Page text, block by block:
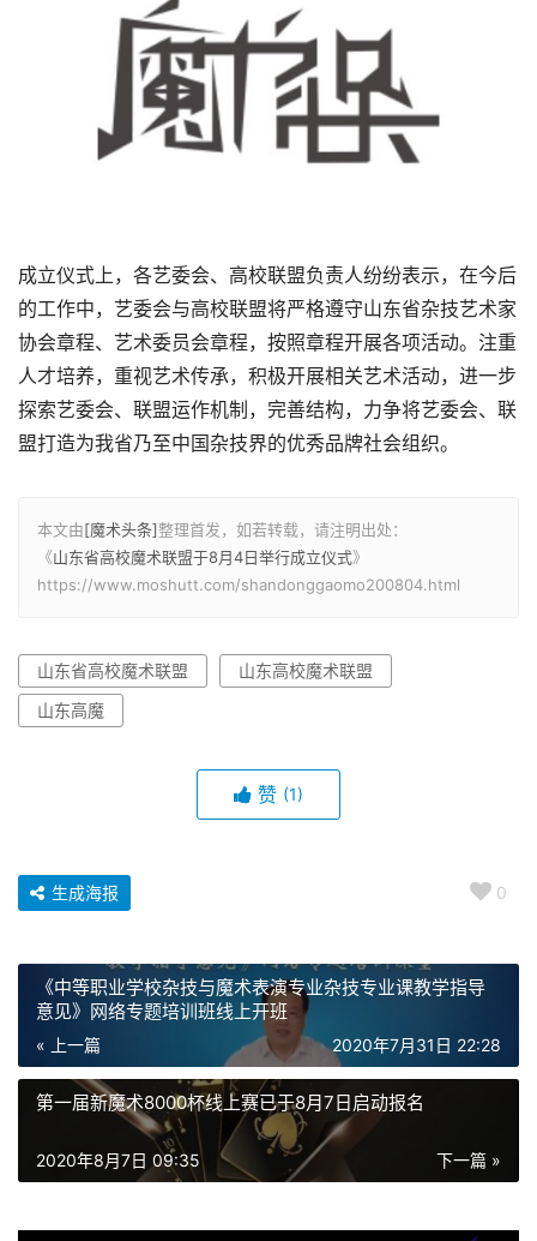
成立仪式上，各艺委会、高校联盟负责人纷纷表示，在今后
的工作中，艺委会与高校联盟将严格遵守山东省杂技艺术家
协会章程、艺术委员会章程，按照章程开展各项活动。注重
人才培养，重视艺术传承，积极开展相关艺术活动，进一步
探索艺委会、联盟运作机制，完善结构，力争将艺委会、联
盟打造为我省乃至中国杂技界的优秀品牌社会组织。
本文由[魔术头条]整理首发，如若转载，请注明出处：
《山东省高校魔术联盟于8月4日举行成立仪式》
https://www.moshutt.com/shandonggaomo200804.html
山东省高校魔术联盟
山东高校魔术联盟
山东高魔
赞 (1)
0
生成海报
《中等职业学校杂技与魔术表演专业杂技专业课教学指导
意见》网络专题培训班线上开班
« 上一篇 2020年7月31日 22:28
第一届新魔术8000杯线上赛已于8月7日启动报名
下一篇 »
2020年8月7日 09:35